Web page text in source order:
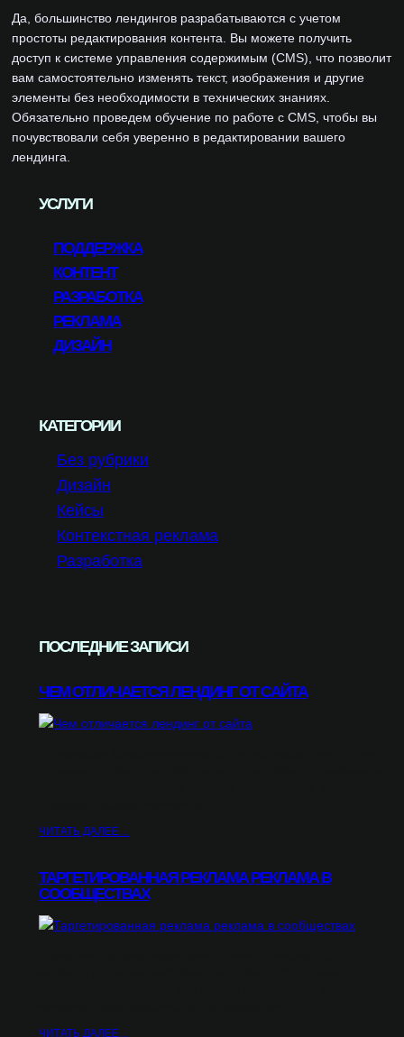
Да, большинство лендингов разрабатываются с учетом
простоты редактирования контента. Вы можете получить
доступ к системе управления содержимым (CMS), что позволит
вам самостоятельно изменять текст, изображения и другие
элементы без необходимости в технических знаниях.
Обязательно проведем обучение по работе с CMS, чтобы вы
почувствовали себя уверенно в редактировании вашего
лендинга.
УСЛУГИ
ПОДДЕРЖКА
КОНТЕНТ
РАЗРАБОТКА
РЕКЛАМА
ДИЗАЙН
КАТЕГОРИИ
Без рубрики
Дизайн
Кейсы
Контекстная реклама
Разработка
ПОСЛЕДНИЕ ЗАПИСИ
ЧЕМ ОТЛИЧАЕТСЯ ЛЕНДИНГ ОТ САЙТА
ЧИТАТЬ ДАЛЕЕ…
ТАРГЕТИРОВАННАЯ РЕКЛАМА РЕКЛАМА В
СООБЩЕСТВАХ
ЧИТАТЬ ДАЛЕЕ…